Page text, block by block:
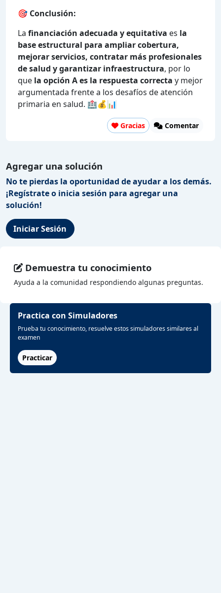
🎯 Conclusión:
La financiación adecuada y equitativa es la
base estructural para ampliar cobertura,
mejorar servicios, contratar más profesionales
de salud y garantizar infraestructura, por lo
que la opción A es la respuesta correcta y mejor
argumentada frente a los desafíos de atención
primaria en salud. 🏥💰📊
Gracias Comentar
Agregar una solución
No te pierdas la oportunidad de ayudar a los demás.
¡Regístrate o inicia sesión para agregar una
solución!
Iniciar Sesión
Demuestra tu conocimiento
Ayuda a la comunidad respondiendo algunas preguntas.
Practica con Simuladores
Prueba tu conocimiento, resuelve estos simuladores similares al
examen
Practicar